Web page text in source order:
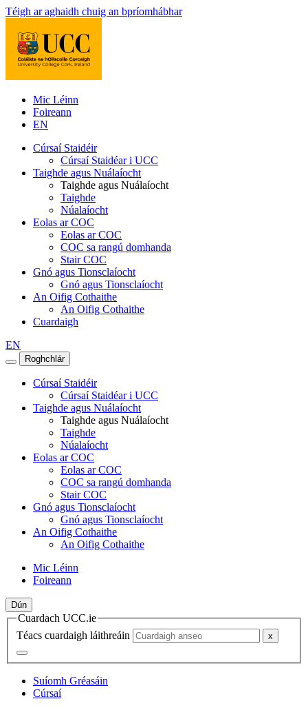
Téigh ar aghaidh chuig an bpríomhábhar
Mic Léinn
Foireann
EN
Cúrsaí Staidéir
Cúrsaí Staidéar i UCC
Taighde agus Nuálaíocht
Taighde agus Nuálaíocht
Taighde
Núalaíocht
Eolas ar COC
Eolas ar COC
COC sa rangú domhanda
Stair COC
Gnó agus Tionsclaíocht
Gnó agus Tionsclaíocht
An Oifig Cothaithe
An Oifig Cothaithe
Cuardaigh
EN
Roghchlár
Cúrsaí Staidéir
Cúrsaí Staidéar i UCC
Taighde agus Nuálaíocht
Taighde agus Nuálaíocht
Taighde
Núalaíocht
Eolas ar COC
Eolas ar COC
COC sa rangú domhanda
Stair COC
Gnó agus Tionsclaíocht
Gnó agus Tionsclaíocht
An Oifig Cothaithe
An Oifig Cothaithe
Mic Léinn
Foireann
Dún
Cuardach UCC.ie
Téacs cuardaigh láithreáin
Suíomh Gréasáin
Cúrsaí